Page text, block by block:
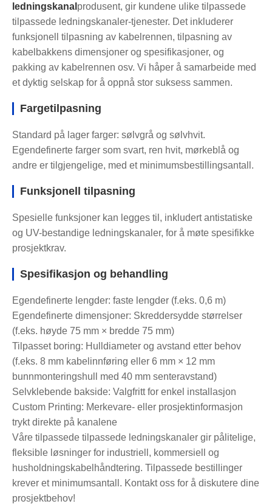
ledningskanal produsent, gir kundene ulike tilpassede
tilpassede ledningskanaler-tjenester. Det inkluderer
funksjonell tilpasning av kabelrennen, tilpasning av
kabelbakkens dimensjoner og spesifikasjoner, og
pakking av kabelrennen osv. Vi håper å samarbeide med
et dyktig selskap for å oppnå stor suksess sammen.
Fargetilpasning
Standard på lager farger: sølvgrå og sølvhvit.
Egendefinerte farger som svart, ren hvit, mørkeblå og
andre er tilgjengelige, med et minimumsbestillingsantall.
Funksjonell tilpasning
Spesielle funksjoner kan legges til, inkludert antistatiske
og UV-bestandige ledningskanaler, for å møte spesifikke
prosjektkrav.
Spesifikasjon og behandling
Egendefinerte lengder: faste lengder (f.eks. 0,6 m)
Egendefinerte dimensjoner: Skreddersydde størrelser
(f.eks. høyde 75 mm × bredde 75 mm)
Tilpasset boring: Hulldiameter og avstand etter behov
(f.eks. 8 mm kabelinnføring eller 6 mm × 12 mm
bunnmonteringshull med 40 mm senteravstand)
Selvklebende bakside: Valgfritt for enkel installasjon
Custom Printing: Merkevare- eller prosjektinformasjon
trykt direkte på kanalene
Våre tilpassede tilpassede ledningskanaler gir pålitelige,
fleksible løsninger for industriell, kommersiell og
husholdningskabelhåndtering. Tilpassede bestillinger
krever et minimumsantall. Kontakt oss for å diskutere dine
prosjektbehov!